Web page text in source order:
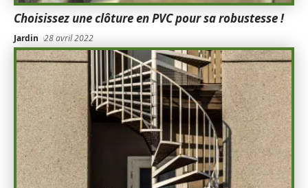
Choisissez une clôture en PVC pour sa robustesse !
Jardin 28 avril 2022